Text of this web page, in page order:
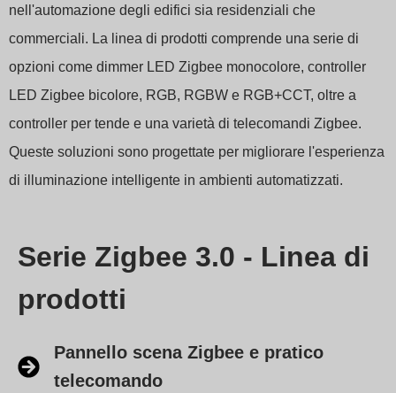
nell'automazione degli edifici sia residenziali che
commerciali. La linea di prodotti comprende una serie di
opzioni come dimmer LED Zigbee monocolore, controller
LED Zigbee bicolore, RGB, RGBW e RGB+CCT, oltre a
controller per tende e una varietà di telecomandi Zigbee.
Queste soluzioni sono progettate per migliorare l'esperienza
di illuminazione intelligente in ambienti automatizzati.
Serie Zigbee 3.0​ - Linea di
prodotti
Pannello scena Zigbee e pratico
telecomando